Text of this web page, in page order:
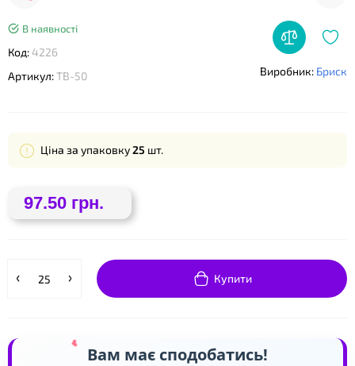
В наявності
Код:4226
Артикул:ТВ-50 Виробник: Бриск
Ціна за упаковку25 шт.
97.50 грн.
Купити
Вам має сподобатись!
❤
❤